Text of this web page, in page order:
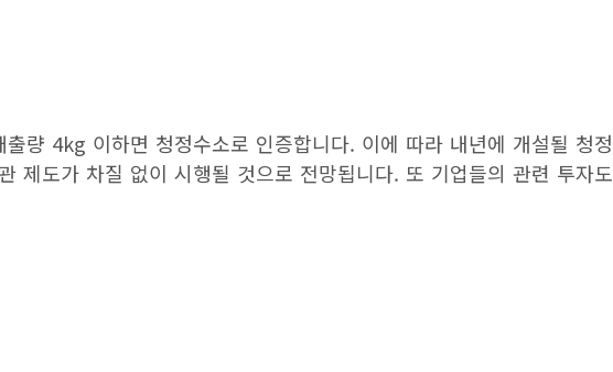
출량 4kg 이하면 청정수소로 인증합니다. 이에 따라 내년에 개설될 청정
제도가 차질 없이 시행될 것으로 전망됩니다. 또 기업들의 관련 투자도